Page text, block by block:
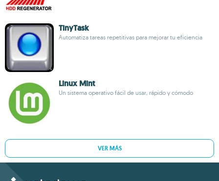
TinyTask
Automatiza tareas repetitivas para mejorar tu eficiencia
Linux Mint
Un sistema operativo fácil de usar, rápido y cómodo
VER MÁS